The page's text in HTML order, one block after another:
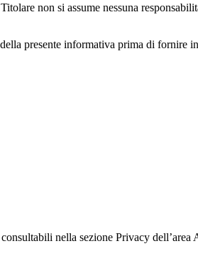
non si assume nessuna
presente informativa prima di fornire
nella sezione Privacy dell’area